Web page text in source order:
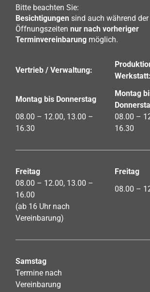
Bitte beachten Sie:
Besichtigungen sind auch während der
Öffnungszeiten nur nach vorheriger
Terminvereinbarung möglich.
Vertrieb / Verwaltung:
Werkstatt:
Montag bis Donnerstag
Montag
08.00 – 12.00, 13.00 –
16.30
08.00 –
16.30
Freitag
Freitag
08.00 – 12.00, 13.00 –
16.00
08.00 –
(ab 16 Uhr nach
Vereinbarung)
Samstag
Termine nach
Vereinbarung